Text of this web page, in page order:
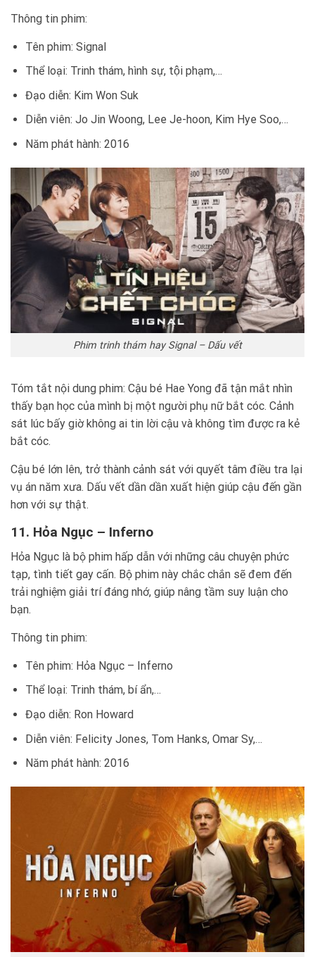
Thông tin phim:
Tên phim: Signal
Thể loại: Trinh thám, hình sự, tội phạm,…
Đạo diễn: Kim Won Suk
Diễn viên: Jo Jin Woong, Lee Je-hoon, Kim Hye Soo,…
Năm phát hành: 2016
Phim trinh thám hay Signal – Dấu vết
Tóm tắt nội dung phim: Cậu bé Hae Yong đã tận mắt nhìn
thấy bạn học của mình bị một người phụ nữ bắt cóc. Cảnh
sát lúc bấy giờ không ai tin lời cậu và không tìm được ra kẻ
bắt cóc.
Cậu bé lớn lên, trở thành cảnh sát với quyết tâm điều tra lại
vụ án năm xưa. Dấu vết dần dần xuất hiện giúp cậu đến gần
hơn với sự thật.
11. Hỏa Ngục – Inferno
Hỏa Ngục là bộ phim hấp dẫn với những câu chuyện phức
tạp, tình tiết gay cấn. Bộ phim này chắc chắn sẽ đem đến
trải nghiệm giải trí đáng nhớ, giúp nâng tầm suy luận cho
bạn.
Thông tin phim:
Tên phim: Hỏa Ngục – Inferno
Thể loại: Trinh thám, bí ẩn,…
Đạo diễn: Ron Howard
Diễn viên: Felicity Jones, Tom Hanks, Omar Sy,…
Năm phát hành: 2016